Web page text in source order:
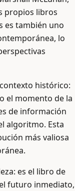
propios libros
es también uno
lo
histórico:
el momento de la
de información
algoritmo. Esta
más valiosa
es el libro de
futuro inmediato,